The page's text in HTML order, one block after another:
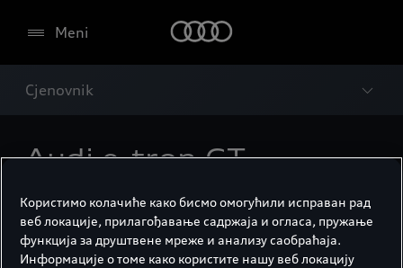
Meni
Cjenovnik
Audi e-tron GT
Dobro se informišite pre donošenja odluke.
Користимо колачиће како бисмо омогућили исправан рад
веб локације, прилагођавање садржаја и огласа, пружање
функција за друштвене мреже и анализу саобраћаја.
Информације о томе како користите нашу веб локацију